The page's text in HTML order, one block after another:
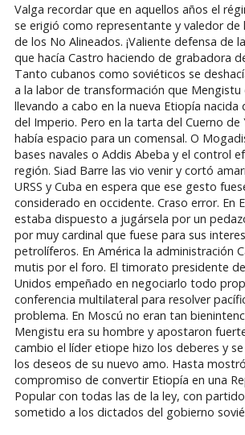
Valga recordar que en aquellos años el
se erigió como representante y valedor de
de los No Alineados. ¡Valiente defensa de
que hacía Castro haciendo de grabadora
Tanto cubanos como soviéticos se
a la labor de transformación que Mengistu
llevando a cabo en la nueva Etiopía nacida
del Imperio. Pero en la tarta del Cuerno de
había espacio para un comensal. O
bases navales o Addis Abeba y el control
región. Siad Barre las vio venir y cortó
URSS y Cuba en espera que ese gesto
considerado en occidente. Craso error. En
estaba dispuesto a jugársela por un
por muy cardinal que fuese para sus
petrolíferos. En América la administración
mutis por el foro. El timorato presidente
Unidos empeñado en negociarlo todo
conferencia multilateral para resolver
problema. En Moscú no eran tan
Mengistu era su hombre y apostaron
cambio el líder etiope hizo los deberes y
los deseos de su nuevo amo. Hasta
compromiso de convertir Etiopía en una
Popular con todas las de la ley, con
sometido a los dictados del gobierno